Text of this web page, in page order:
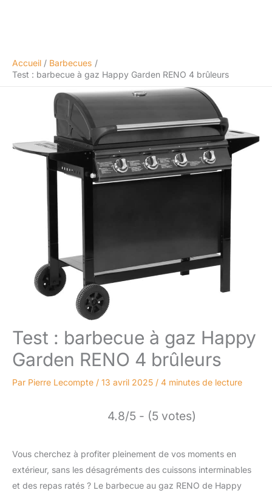
Accueil
Barbecues
Test : barbecue à gaz Happy Garden RENO 4 brûleurs
Test : barbecue à gaz Happy
Garden RENO 4 brûleurs
Par Pierre Lecompte / 13 avril 2025 / 4 minutes de lecture
4.8/5 - (5 votes)
Vous cherchez à profiter pleinement de vos moments en
extérieur, sans les désagréments des cuissons interminables
et des repas ratés ? Le barbecue au gaz RENO de Happy